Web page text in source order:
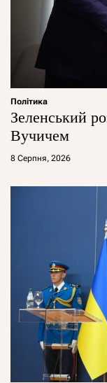
Політика
Зеленський
Вучичем
8 Серпня, 2026